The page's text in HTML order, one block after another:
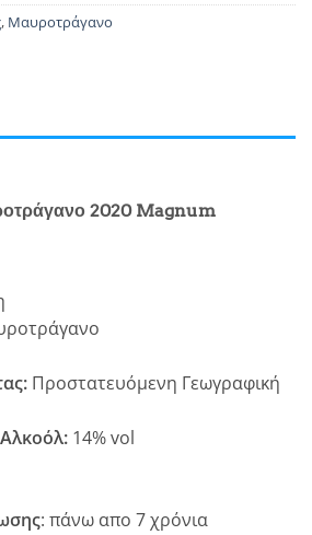
, Μαυροτράγανο
2020 Magnum
Προστατευόμενη Γεωγραφική
14% vol
: πάνω απο 7 χρόνια